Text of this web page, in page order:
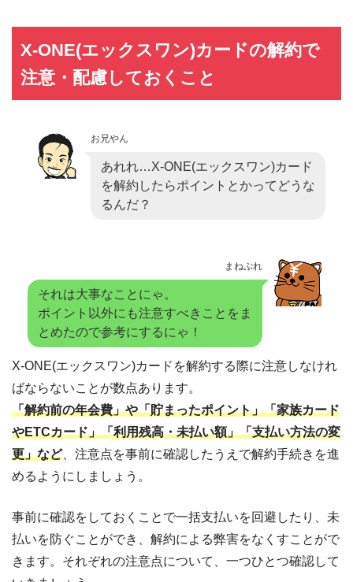
X-ONE(エックスワン)カードの解約で
注意・配慮しておくこと
お兄やん
あれれ…X-ONE(エックスワン)カード
を解約したらポイントとかってどうな
るんだ？
まねぷれ
それは大事なことにゃ。
ポイント以外にも注意すべきことをま
とめたので参考にするにゃ！
X-ONE(エックスワン)カードを解約する際に注意しなけれ
ばならないことが数点あります。
「解約前の年会費」や「貯まったポイント」「家族カード
やETCカード」「利用残高・未払い額」「支払い方法の変
更」など、注意点を事前に確認したうえで解約手続きを進
めるようにしましょう。
事前に確認をしておくことで一括支払いを回避したり、未
払いを防ぐことができ、解約による弊害をなくすことがで
きます。それぞれの注意点について、一つひとつ確認して